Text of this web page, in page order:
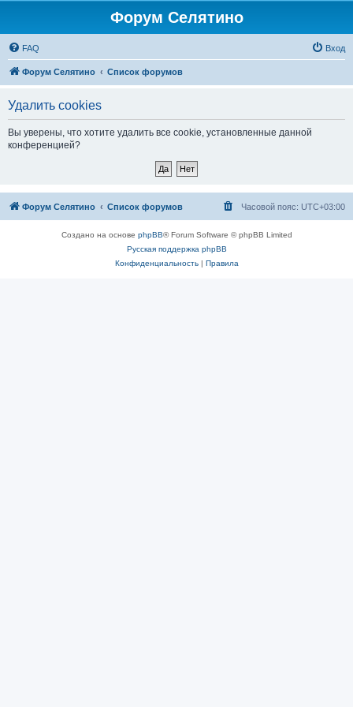
Форум Селятино
FAQ Вход
Форум Селятино Список форумов
Удалить cookies
Вы уверены, что хотите удалить все cookie, установленные данной
конференцией?
Форум Селятино Список форумов Часовой пояс: UTC+03:00
Создано на основе phpBB® Forum Software © phpBB Limited
Русская поддержка phpBB
Конфиденциальность| Правила